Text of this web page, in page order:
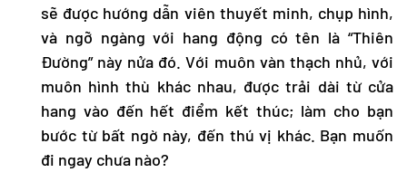
sẽ được hướng dẫn viên thuyết minh, chụp hình,
và ngỡ ngàng với hang động có tên là “Thiên
Đường” này nửa đó. Với muôn vàn thạch nhủ, với
muôn hình thù khác nhau, được trải dài từ cửa
hang vào đến hết điểm kết thúc; làm cho bạn
bước từ bất ngờ này, đến thú vị khác. Bạn muốn
đi ngay chưa nào?